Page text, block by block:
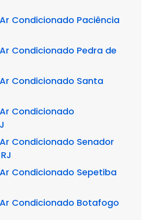
Condicionado Paciência
Condicionado Pedra de
Condicionado Santa
Condicionado
Condicionado Senador
Condicionado Sepetiba
Condicionado Botafogo